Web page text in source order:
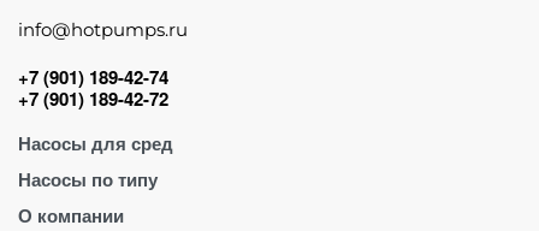
info@hotpumps.ru
+7 (901) 189-42-74
+7 (901) 189-42-72
Насосы для сред
Для абразива
Для воды
Насосы по типу
Винтовые насосы
О компании